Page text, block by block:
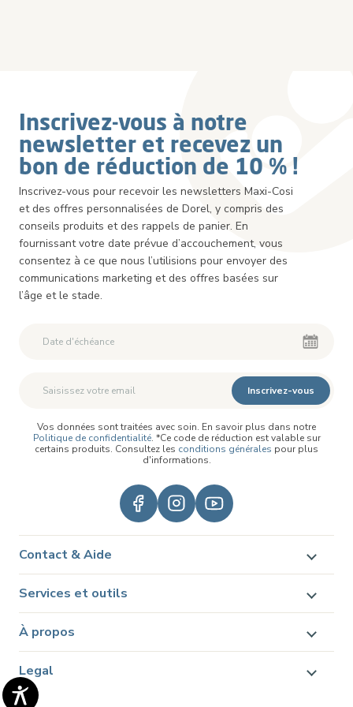
Inscrivez-vous à notre
newsletter et recevez un
bon de réduction de 10 % !
Inscrivez-vous pour recevoir les newsletters Maxi-Cosi
et des offres personnalisées de Dorel, y compris des
conseils produits et des rappels de panier. En
fournissant votre date prévue d’accouchement, vous
consentez à ce que nous l’utilisions pour envoyer des
communications marketing et des offres basées sur
l’âge et le stade.
Inscrivez-vous
Vos données sont traitées avec soin. En savoir plus dans notre
Politique de confidentialité. *Ce code de réduction est valable sur
certains produits. Consultez les conditions générales pour plus
d'informations.
Contact & Aide
Services et outils
À propos
Legal